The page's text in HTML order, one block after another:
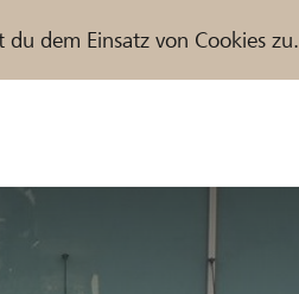
dem Einsatz von Cookies zu.